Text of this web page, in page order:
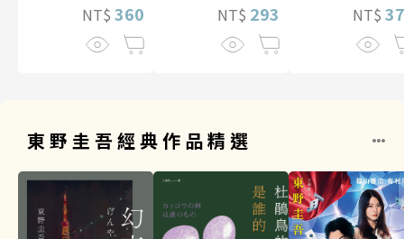
NT$ 360 NT$ 293 NT$
東野圭吾經典作品精選